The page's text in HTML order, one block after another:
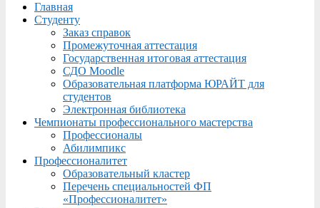
Menu
Главная
Студенту
Заказ справок
Промежуточная аттестация
Государственная итоговая аттестация
СДО Moodle
Образовательная платформа ЮРАЙТ для
студентов
Электронная библиотека
Чемпионаты профессионального мастерства
Профессионалы
Абилимпикс
Профессионалитет
Образовательный кластер
Перечень специальностей ФП
«Профессионалитет»